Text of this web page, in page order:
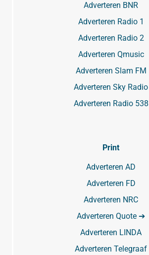
Adverteren BNR
Adverteren Radio 1
Adverteren Radio 2
Adverteren Qmusic
Adverteren Slam FM
Adverteren Sky Radio
Adverteren Radio 538
Print
Adverteren AD
Adverteren FD
Adverteren NRC
Adverteren Quote ➔
Adverteren LINDA
Adverteren Telegraaf